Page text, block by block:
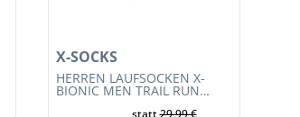
HERREN LAUFSOCKEN X-
BIONIC MEN TRAIL RUN
X-SOCKS